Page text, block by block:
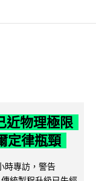
近物理極限
定律瓶頸
時專訪，警告